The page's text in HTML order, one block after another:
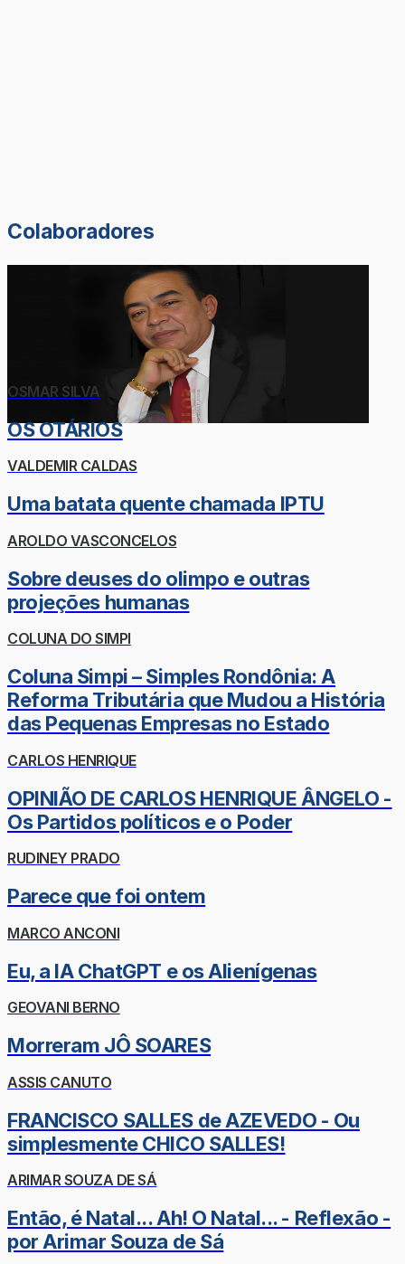
Colaboradores
OSMAR SILVA
OS OTÁRIOS
VALDEMIR CALDAS
Uma batata quente chamada IPTU
AROLDO VASCONCELOS
Sobre deuses do olimpo e outras
projeções humanas
COLUNA DO SIMPI
Coluna Simpi – Simples Rondônia: A
Reforma Tributária que Mudou a História
das Pequenas Empresas no Estado
CARLOS HENRIQUE
OPINIÃO DE CARLOS HENRIQUE ÂNGELO -
Os Partidos políticos e o Poder
RUDINEY PRADO
Parece que foi ontem
MARCO ANCONI
Eu, a IA ChatGPT e os Alienígenas
GEOVANI BERNO
Morreram JÔ SOARES
ASSIS CANUTO
FRANCISCO SALLES de AZEVEDO - Ou
simplesmente CHICO SALLES!
ARIMAR SOUZA DE SÁ
Então, é Natal... Ah! O Natal... - Reflexão -
por Arimar Souza de Sá